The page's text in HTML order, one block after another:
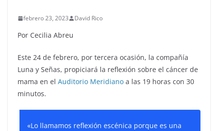
febrero 23, 2023 David Rico
Por Cecilia Abreu
Este 24 de febrero, por tercera ocasión, la compañía
Luna y Señas, propiciará la reflexión sobre el cáncer de
mama en el Auditorio Meridiano a las 19 horas con 30
minutos.
«Lo llamamos reflexión escénica porque es una